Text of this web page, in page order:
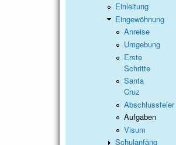
Einleitung
Eingewöhnung
Anreise
Umgebung
Erste
Schritte
Santa
Cruz
Abschlussfeier
Aufgaben
Visum
Schulanfang